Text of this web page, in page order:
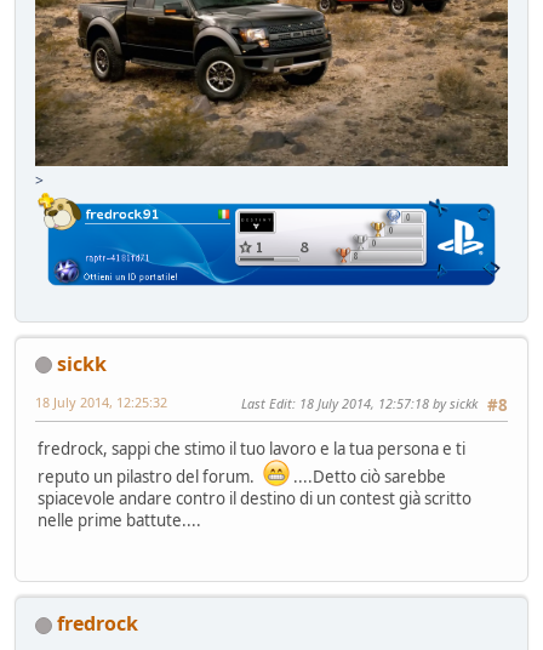
>
sickk
#8
18 July 2014, 12:25:32 Last Edit: 18 July 2014, 12:57:18 by sickk
fredrock, sappi che stimo il tuo lavoro e la tua persona e ti
reputo un pilastro del forum.
....Detto ciò sarebbe
spiacevole andare contro il destino di un contest già scritto
nelle prime battute....
fredrock